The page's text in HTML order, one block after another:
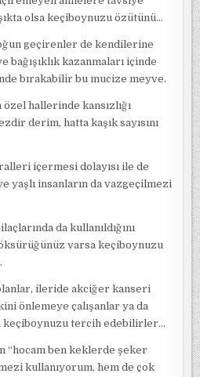
olsa keçiboynuzu özütünü…
geçirenler de kendilerine
kazanmaları içinde
bırakabilir bu mucize meyve.
hallerinde kansızlığı
derim, hatta kaşık sayısını
içermesi dolayısı ile de
yaşlı insanların da vazgeçilmezi
da kullanıldığını
varsa keçiboynuzu
ileride akciğer kanseri
önlemeye çalışanlar ya da
keçiboynuzu tercih edebilirler…
“hocam ben keklerde şeker
kullanıyorum, hem de çok